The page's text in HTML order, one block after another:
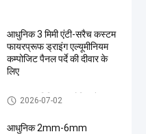
आधुनिक 3 मिमी एंटी-सरैच कस्टम
फायरप्रूफ ड्राइंग एल्यूमीनियम
कम्पोजिट पैनल पर्दे की दीवार के
लिए
PVDF एल्यूमिनियम कम्पोजिट पैनल
2026-07-02
आधुनिक 2mm-6mm